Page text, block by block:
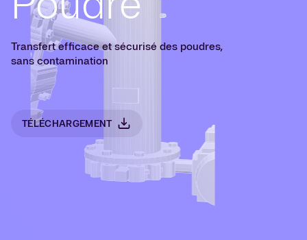
Transfert efficace et sécurisé des poudres,
sans contamination
TÉLÉCHARGEMENT